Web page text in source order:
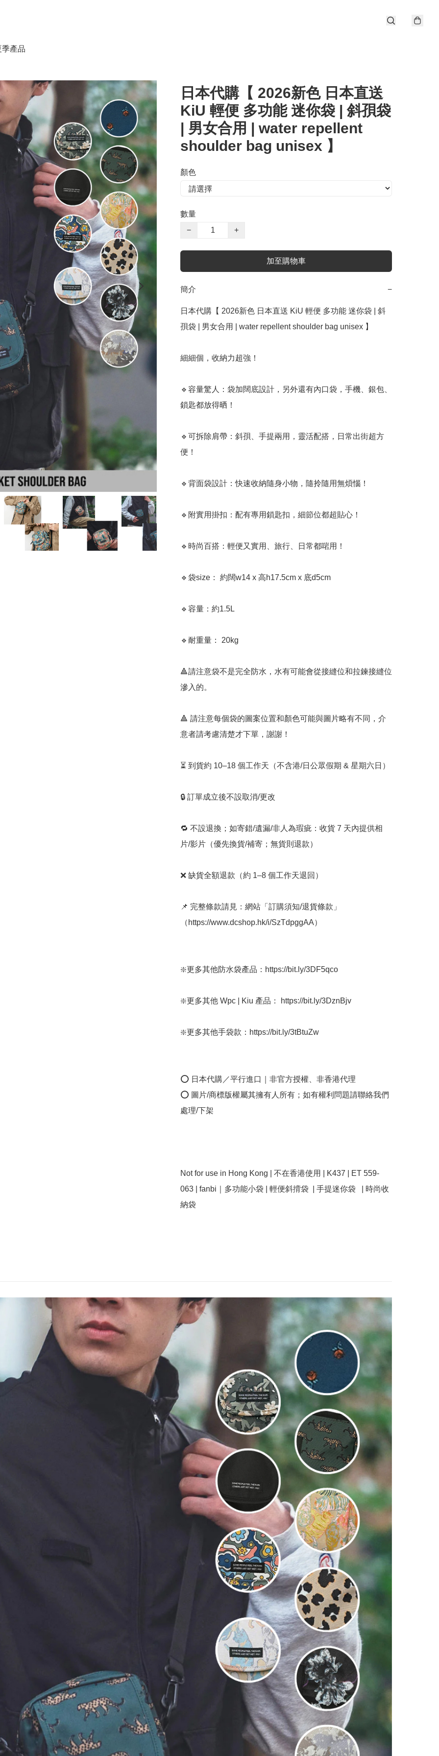
產品
日本代購【 2026新色 日本直送
KiU 輕便 多功能 迷你袋 | 斜孭袋
| 男女合用 | water repellent
shoulder bag unisex 】
顏色
數量
−
+
加至購物車
簡介 −
日本代購【﻿ 2026新色 日本直送 KiU 輕便 多功能 迷你袋 | 斜
孭袋 | 男女合用 | water repellent shoulder bag unisex 】
細細個，收納力超強！
🔹容量驚人：袋加闊底設計，另外還有內口袋，手機、銀包、
鎖匙都放得晒！
🔹可拆除肩帶：斜孭、手提兩用，靈活配搭，日常出街超方
便！
🔹背面袋設計：快速收納隨身小物，隨拎隨用無煩惱！
🔹附實用掛扣：配有專用鎖匙扣，細節位都超貼心！
🔹時尚百搭：輕便又實用、旅行、日常都啱用！
🔹袋size： 約闊w14 x 高h17.5cm x 底d5cm
🔹容量：約1.5L
🔹耐重量： 20kg
🔺請注意袋不是完全防水，水有可能會從接縫位和拉鍊接縫位
滲入的。
🔺 請注意每個袋的圖案位置和顏色可能與圖片略有不同，介
意者請考慮清楚才下單，謝謝！
⏳ 到貨約 10–18 個工作天（不含港/日公眾假期 & 星期六日）
🔒 訂單成立後不設取消/更改
🔁 不設退換；如寄錯/遺漏/非人為瑕疵：收貨 7 天內提供相
片/影片（優先換貨/補寄；無貨則退款）
❌ 缺貨全額退款（約 1–8 個工作天退回）
📌 完整條款請見：網站「訂購須知/退貨條款」
（https://www.dcshop.hk/i/SzTdpggAA）
❇️更多其他防水袋產品：https://bit.ly/3DF5qco
❇️更多其他 Wpc | Kiu 產品： https://bit.ly/3DznBjv
❇️更多其他手袋款：https://bit.ly/3tBtuZw
⭕ 日本代購／平行進口｜非官方授權、非香港代理
⭕ 圖片/商標版權屬其擁有人所有；如有權利問題請聯絡我們
處理/下架
Not for use in Hong Kong | 不在香港使用 | K437 | ET 559-
063 | fanbi｜多功能小袋 | 輕便斜揹袋  | 手提迷你袋   | 時尚收
納袋